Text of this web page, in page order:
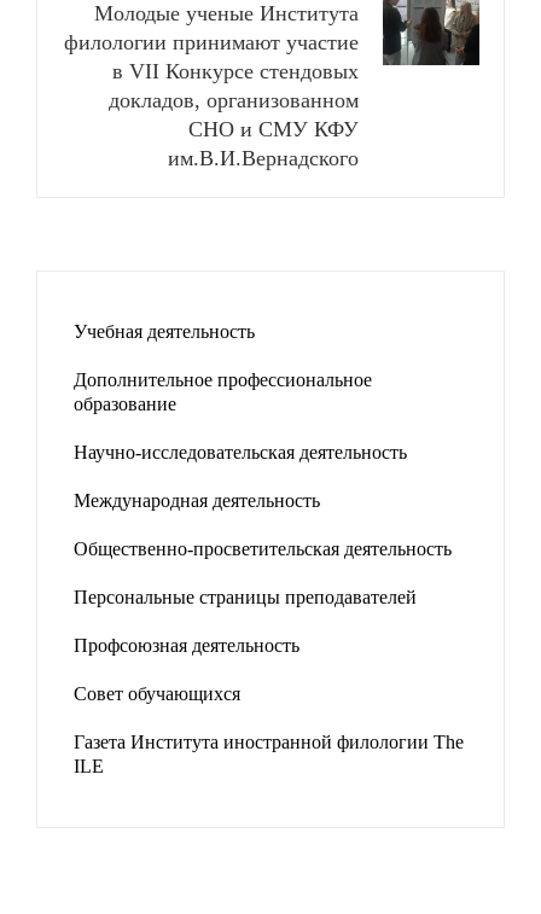
Молодые ученые Института
филологии принимают участие
в VII Конкурсе стендовых
докладов, организованном
СНО и СМУ КФУ
им.В.И.Вернадского
Учебная деятельность
Дополнительное профессиональное
образование
Научно-исследовательская деятельность
Международная деятельность
Общественно-просветительская деятельность
Персональные страницы преподавателей
Профсоюзная деятельность
Совет обучающихся
Газета Института иностранной филологии The
ILE